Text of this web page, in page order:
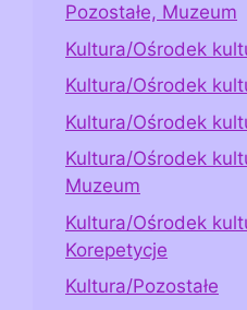
Pozostałe, Muzeum
Kultura/Ośrodek
Kultura/Ośrodek
Kultura/Ośrodek
Kultura/Ośrodek
Muzeum
Kultura/Ośrodek
Korepetycje
Kultura/Pozostałe